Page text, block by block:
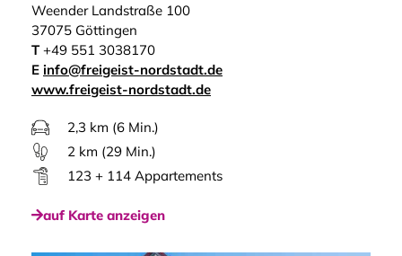
Weender Landstraße 100
37075 Göttingen
T+49 551 3038170
E info@freigeist-nordstadt.de
www.freigeist-nordstadt.de
2,3 km (6 Min.)
2 km (29 Min.)
123 + 114 Appartements
auf Karte anzeigen